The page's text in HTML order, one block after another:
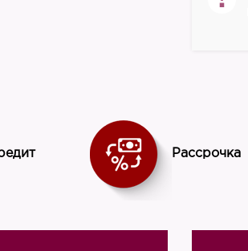
Рассрочка